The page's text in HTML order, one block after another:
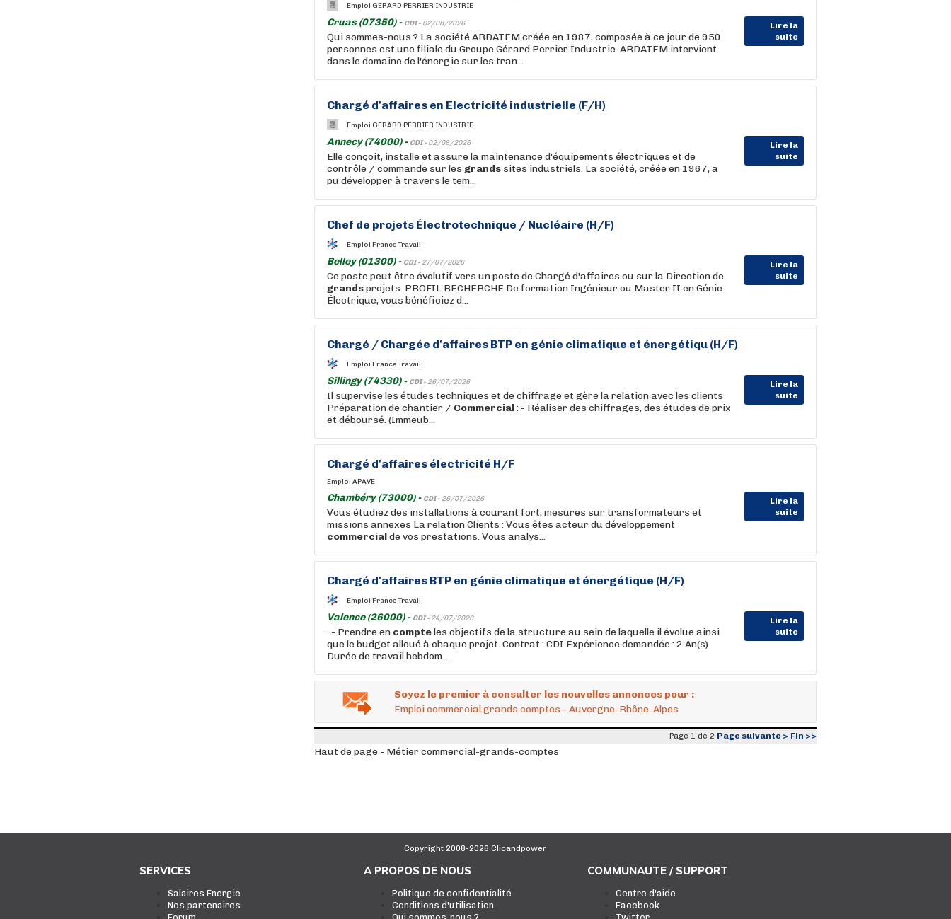
Emploi GERARD PERRIER INDUSTRIE
Cruas (07350) - CDI - 02/08/2026
Lire la
suite
Qui sommes-nous ? La société ARDATEM créée en 1987, composée à ce jour de 950
personnes est une filiale du Groupe Gérard Perrier Industrie. ARDATEM intervient
dans le domaine de l'énergie sur les tran...
Chargé d'affaires en Electricité industrielle (F/H)
Emploi GERARD PERRIER INDUSTRIE
Annecy (74000) - CDI - 02/08/2026
Lire la
suite
Elle conçoit, installe et assure la maintenance d'équipements électriques et de
contrôle / commande sur les grands sites industriels. La société, créée en 1967, a
pu développer à travers le tem...
Chef de projets Électrotechnique / Nucléaire (H/F)
Emploi France Travail
Belley (01300) - CDI - 27/07/2026
Lire la
suite
Ce poste peut être évolutif vers un poste de Chargé d'affaires ou sur la Direction de
grandsprojets. PROFIL RECHERCHE De formation Ingénieur ou Master II en Génie
Électrique, vous bénéficiez d...
Chargé / Chargée d'affaires BTP en génie climatique et énergétiqu (H/F)
Emploi France Travail
Sillingy (74330) - CDI - 26/07/2026
Lire la
suite
Il supervise les études techniques et de chiffrage et gère la relation avec les clients
Préparation de chantier / Commercial: - Réaliser des chiffrages, des études de prix
et déboursé. (Immeub...
Chargé d'affaires électricité H/F
Emploi APAVE
Chambéry (73000) - CDI - 26/07/2026
Lire la
suite
Vous étudiez des installations à courant fort, mesures sur transformateurs et
missions annexes La relation Clients : Vous êtes acteur du développement
commercialde vos prestations. Vous analys...
Chargé d'affaires BTP en génie climatique et énergétique (H/F)
Emploi France Travail
Valence (26000) - CDI - 24/07/2026
Lire la
suite
. - Prendre en compteles objectifs de la structure au sein de laquelle il évolue ainsi
que le budget alloué à chaque projet. Contrat : CDI Expérience demandée : 2 An(s)
Durée de travail hebdom...
Soyez le premier à consulter les nouvelles annonces pour :
Emploi commercial grands comptes - Auvergne-Rhône-Alpes
Page 1 de 2 Page suivante > Fin >>
Haut de page - Métier commercial-grands-comptes
Copyright 2008-2026 Clicandpower
SERVICES
Salaires Energie
Nos partenaires
A PROPOS DE NOUS
Politique de confidentialité
Conditions d'utilisation
COMMUNAUTE / SUPPORT
Centre d'aide
Facebook